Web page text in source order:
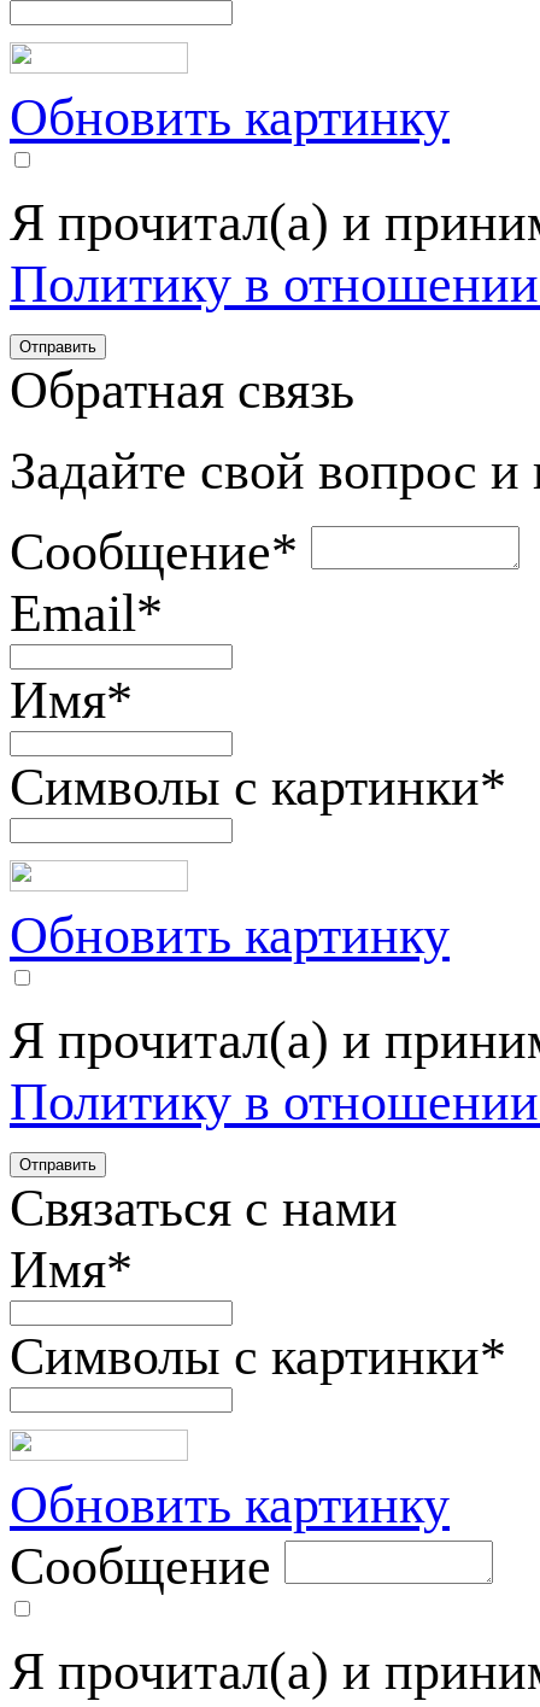
Обновить картинку
Я прочитал(а) и
Политику в
Обратная связь
Задайте свой вопрос
Сообщение*
Email*
Имя*
Символы с картинки*
Обновить картинку
Я прочитал(а) и
Политику в
Связаться с нами
Имя*
Символы с картинки*
Обновить картинку
Сообщение
Я прочитал(а) и